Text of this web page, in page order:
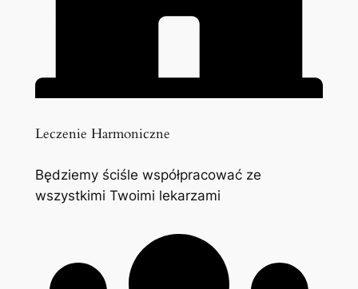
Leczenie Harmoniczne
Będziemy ściśle współpracować ze
wszystkimi Twoimi lekarzami